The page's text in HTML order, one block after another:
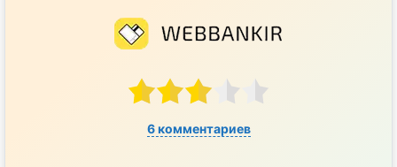
6 комментариев